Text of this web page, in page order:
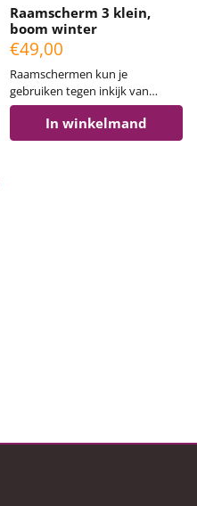
Raamscherm 3 klein,
boom winter
Prijs: 49,00
€49,00
Raamschermen kun je
gebruiken tegen inkijk van
buitenaf. Ook kun je ze als
(wand)decoratie ophangen. Met
2 gaatjes in de kunststofplaat
In winkelmand